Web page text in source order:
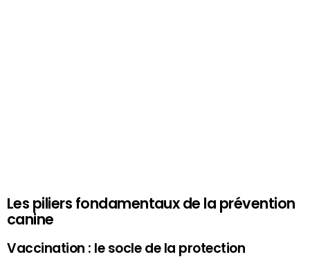
Les piliers fondamentaux de la prévention
canine
Vaccination : le socle de la protection